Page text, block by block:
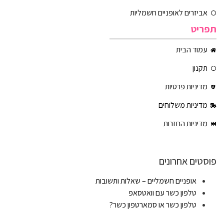
אביזרים לאופניים חשמליות
תפריט
עמוד הבית
תקנון
מדיניות פרטיות
מדיניות משלוחים
מדיניות החזרות
פוסטים אחרונים
אופניים חשמליים – שאלות ותשובות
טלפון כשר עם וואטסאפ
טלפון כשר או סמארטפון כשר?